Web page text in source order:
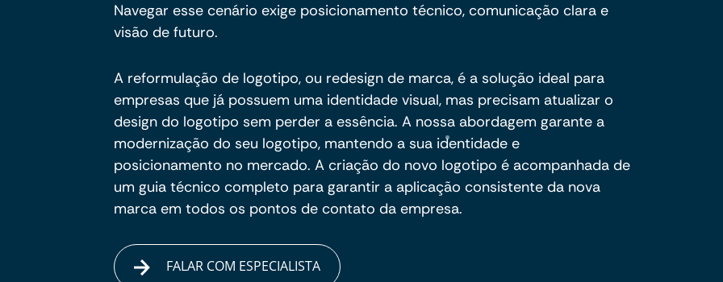
Navegar esse cenário exige posicionamento técnico, comunicação clara e
visão de futuro.
A reformulação de logotipo, ou redesign de marca, é a solução ideal para
empresas que já possuem uma identidade visual, mas precisam atualizar o
design do logotipo sem perder a essência. A nossa abordagem garante a
modernização do seu logotipo, mantendo a sua identidade e
posicionamento no mercado. A criação do novo logotipo é acompanhada de
um guia técnico completo para garantir a aplicação consistente da nova
marca em todos os pontos de contato da empresa.
FALAR COM ESPECIALISTA